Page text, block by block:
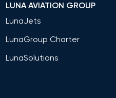
LUNA AVIATION GROUP
LunaJets
LunaGroup Charter
LunaSolutions